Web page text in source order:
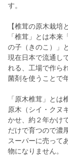
す。
【椎茸の原木栽培
「椎茸」とは本
の子（きのこ）」
現在日本で流通し
れる、工場で作ら
菌剤を使うことで
「原木椎茸」と
原木（シイ・クヌ
かせ、約２年かけ
だけで育つので濃
スーパーに売って
物になりません。